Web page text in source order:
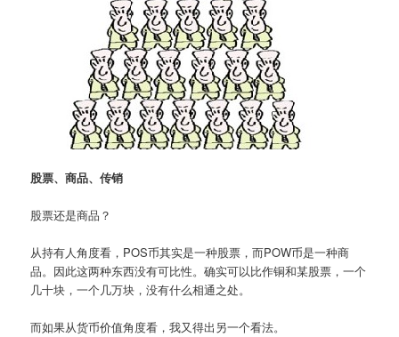
股票、商品、传销
股票还是商品？
从持有人角度看，POS币其实是一种股票，而POW币是一种商
品。因此这两种东西没有可比性。确实可以比作铜和某股票，一个
几十块，一个几万块，没有什么相通之处。
而如果从货币价值角度看，我又得出另一个看法。